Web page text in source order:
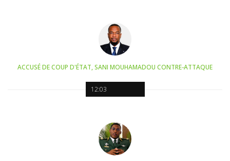
12:03
ACCUSÉ DE COUP D'ÉTAT, SANI MOUHAMADOU CONTRE-ATTAQUE